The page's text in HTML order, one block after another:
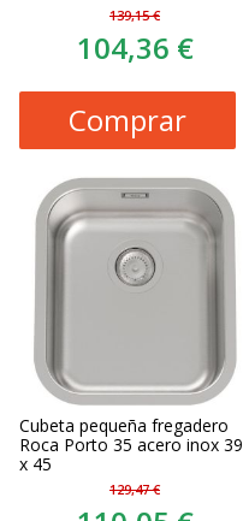
139,15 €
104,36 €
Comprar
Cubeta pequeña fregadero
Roca Porto 35 acero inox 39
x 45
129,47 €